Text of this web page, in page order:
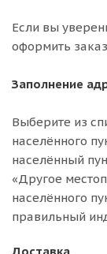
Если вы
оформить
Заполнение
Выберите из
населённого
населённый
«Другое
населённого
правильный